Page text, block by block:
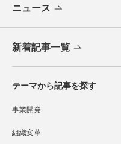
ニュース
新着記事一覧
テーマから記事を探す
事業開発
組織変革